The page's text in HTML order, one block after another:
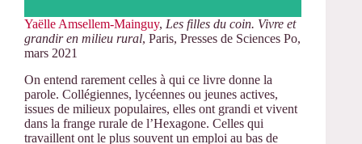
Yaëlle Amsellem-Mainguy, Les filles du coin. Vivre et
grandir en milieu rural, Paris, Presses de Sciences Po,
mars 2021
On entend rarement celles à qui ce livre donne la
parole. Collégiennes, lycéennes ou jeunes actives,
issues de milieux populaires, elles ont grandi et vivent
dans la frange rurale de l’Hexagone. Celles qui
travaillent ont le plus souvent un emploi au bas de